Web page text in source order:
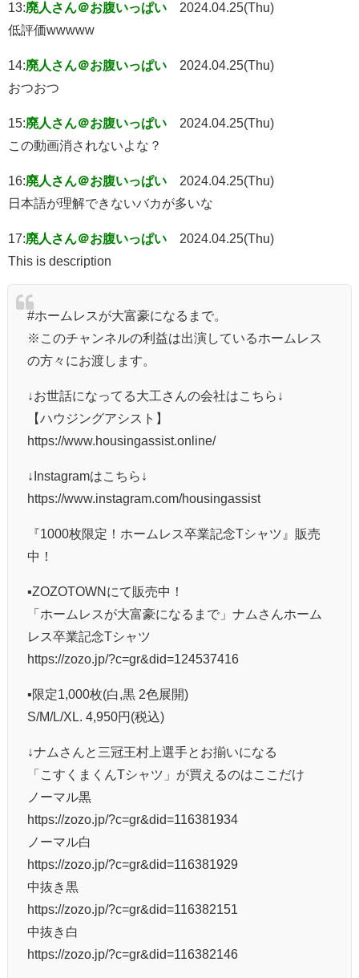
13:廃人さん＠お腹いっぱい
2024.04.25(Thu)
低評価wwwww
14:廃人さん＠お腹いっぱい
2024.04.25(Thu)
おつおつ
15:廃人さん＠お腹いっぱい
2024.04.25(Thu)
この動画消されないよな？
16:廃人さん＠お腹いっぱい
2024.04.25(Thu)
日本語が理解できないバカが多いな
17:廃人さん＠お腹いっぱい
2024.04.25(Thu)
This is description
#ホームレスが大富豪になるまで。
※このチャンネルの利益は出演しているホームレス
の方々にお渡します。
↓お世話になってる大工さんの会社はこちら↓
【ハウジングアシスト】
https://www.housingassist.online/
↓Instagramはこちら↓
https://www.instagram.com/housingassist
『1000枚限定！ホームレス卒業記念Tシャツ』販売
中！
▪️ZOZOTOWNにて販売中！
「ホームレスが大富豪になるまで」ナムさんホーム
レス卒業記念Tシャツ
https://zozo.jp/?c=gr&did=124537416
▪️限定1,000枚(白,黒 2色展開)
S/M/L/XL. 4,950円(税込)
↓ナムさんと三冠王村上選手とお揃いになる
「こすくまくんTシャツ」が買えるのはここだけ
ノーマル黒
https://zozo.jp/?c=gr&did=116381934
ノーマル白
https://zozo.jp/?c=gr&did=116381929
中抜き黒
https://zozo.jp/?c=gr&did=116382151
中抜き白
https://zozo.jp/?c=gr&did=116382146